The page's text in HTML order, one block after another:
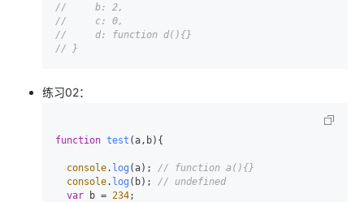
//     b: 2,
//     c: 0,
//     d: function d(){}
// }
练习02：
function test (a,b){
console. log (a); // function a(){}
console. log (b); // undefined
var b = 234;